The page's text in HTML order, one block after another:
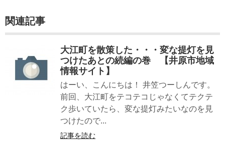
関連記事
大江町を散策した・・・変な提灯を見
つけたあとの続編の巻 【井原市地域
情報サイト】
はーい、こんにちは！ 井笠つーしんです。
前回、大江町をテコテコじゃなくてテクテ
ク歩いていたら、変な提灯みたいなのを見
つけたので...
記事を読む